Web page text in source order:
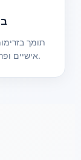
אישיים ופרסום יצירתי — לא רק בניסויים חד‑פעמיים.